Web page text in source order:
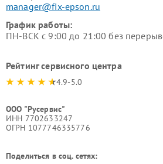
manager@fix-epson.ru
График работы:
ПН-ВСК с 9:00 до 21:00 без
Рейтинг сервисного центра
4.9-5.0
ООО "Русервис"
ИНН 7702633247
ОГРН 1077746335776
Поделиться в соц. сетях: